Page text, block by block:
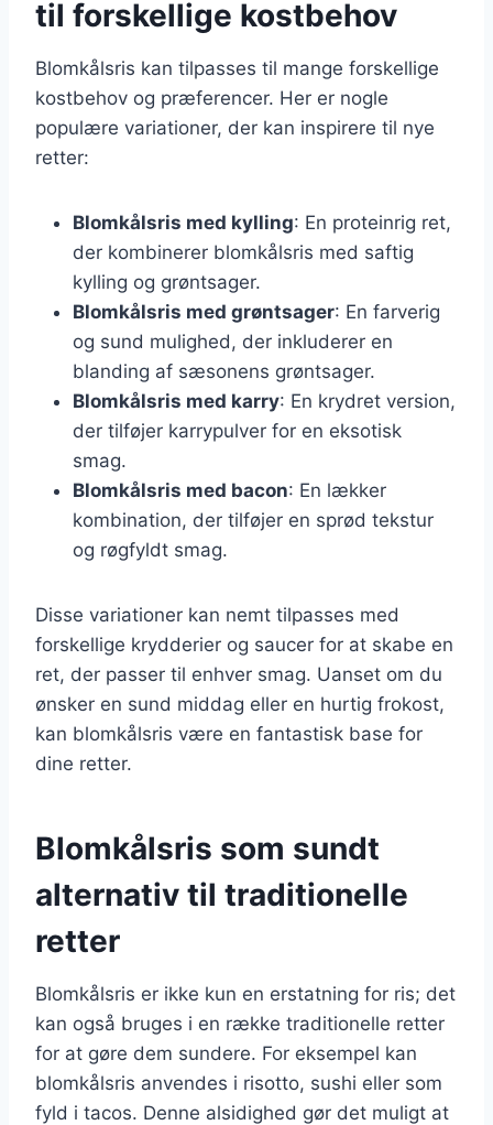
til forskellige kostbehov
Blomkålsris kan tilpasses til mange forskellige
kostbehov og præferencer. Her er nogle
populære variationer, der kan inspirere til nye
retter:
Blomkålsris med kylling: En proteinrig ret,
der kombinerer blomkålsris med saftig
kylling og grøntsager.
Blomkålsris med grøntsager: En farverig
og sund mulighed, der inkluderer en
blanding af sæsonens grøntsager.
Blomkålsris med karry: En krydret version,
der tilføjer karrypulver for en eksotisk
smag.
Blomkålsris med bacon: En lækker
kombination, der tilføjer en sprød tekstur
og røgfyldt smag.
Disse variationer kan nemt tilpasses med
forskellige krydderier og saucer for at skabe en
ret, der passer til enhver smag. Uanset om du
ønsker en sund middag eller en hurtig frokost,
kan blomkålsris være en fantastisk base for
dine retter.
Blomkålsris som sundt
alternativ til traditionelle
retter
Blomkålsris er ikke kun en erstatning for ris; det
kan også bruges i en række traditionelle retter
for at gøre dem sundere. For eksempel kan
blomkålsris anvendes i risotto, sushi eller som
fyld i tacos. Denne alsidighed gør det muligt at